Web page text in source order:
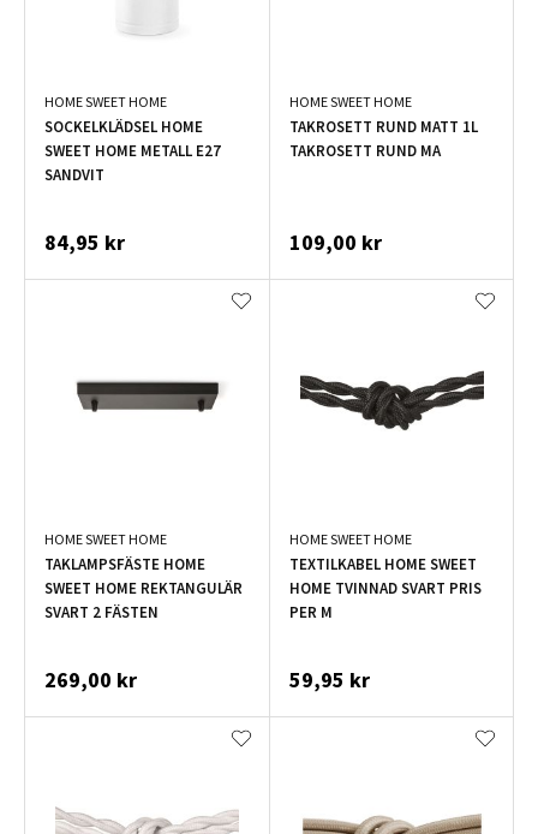
HOME SWEET HOME
SOCKELKLÄDSEL HOME
SWEET HOME METALL E27
SANDVIT
84,95 kr
HOME SWEET HOME
TAKROSETT RUND MATT 1L
TAKROSETT RUND MA
109,00 kr
HOME SWEET HOME
TAKLAMPSFÄSTE HOME
SWEET HOME REKTANGULÄR
SVART 2 FÄSTEN
269,00 kr
HOME SWEET HOME
TEXTILKABEL HOME SWEET
HOME TVINNAD SVART PRIS
PER M
59,95 kr